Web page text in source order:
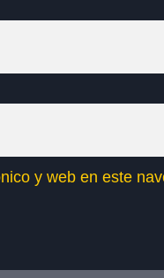
y web en este